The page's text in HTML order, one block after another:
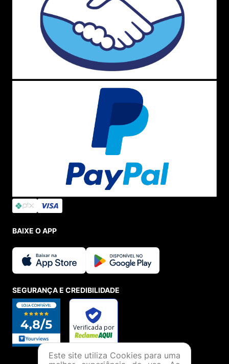
BAIXE O APP
SEGURANÇA E CREDIBILIDADE
Este site utiliza Cookies para uma